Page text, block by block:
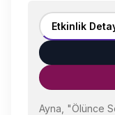
Etkinlik
Ayna, "Ölünce